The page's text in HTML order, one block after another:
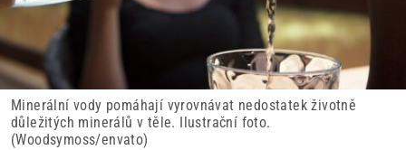
Minerální vody pomáhají vyrovnávat nedostatek životně
důležitých minerálů v těle. Ilustrační foto.
(Woodsymoss/envato)